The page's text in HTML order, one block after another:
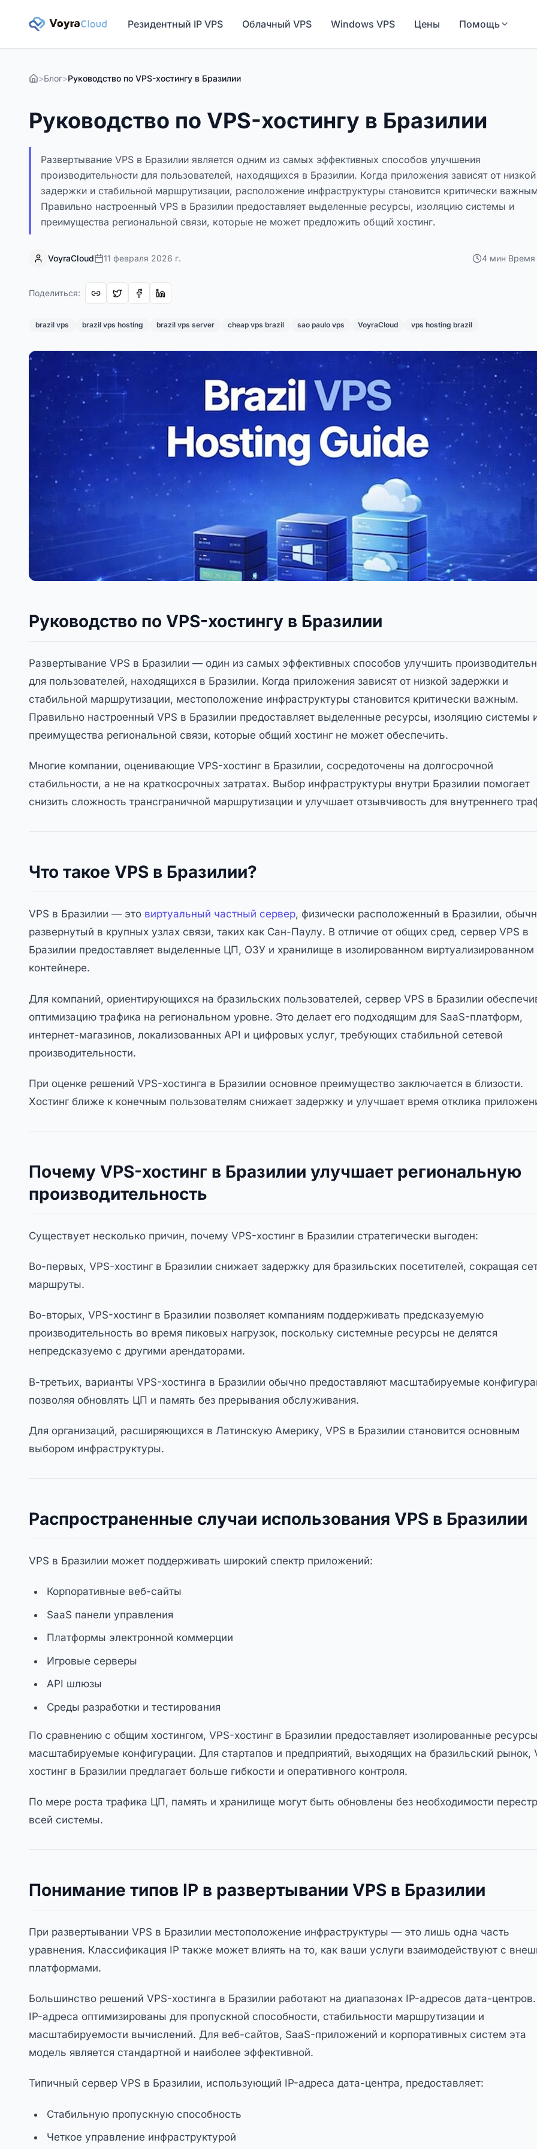
Резидентный IP VPS Облачный VPS Windows VPS Цены Помощь
>Блог>Руководство по VPS-хостингу в Бразилии
Руководство по VPS-хостингу в Бразилии
Развертывание VPS в Бразилии является одним из самых эффективных способов улучшения
производительности для пользователей, находящихся в Бразилии. Когда приложения зависят от низкой
задержки и стабильной маршрутизации, расположение инфраструктуры становится критически
Правильно настроенный VPS в Бразилии предоставляет выделенные ресурсы, изоляцию системы и
преимущества региональной связи, которые не может предложить общий хостинг.
VoyraCloud 11 февраля 2026 г. 4 мин Время
Поделиться:
brazil vps brazil vps hosting brazil vps server cheap vps brazil sao paulo vps VoyraCloud vps hosting brazil
Руководство по VPS-хостингу в Бразилии
Развертывание VPS в Бразилии — один из самых эффективных способов улучшить
для пользователей, находящихся в Бразилии. Когда приложения зависят от низкой задержки и
стабильной маршрутизации, местоположение инфраструктуры становится критически важным.
Правильно настроенный VPS в Бразилии предоставляет выделенные ресурсы, изоляцию системы
преимущества региональной связи, которые общий хостинг не может обеспечить.
Многие компании, оценивающие VPS-хостинг в Бразилии, сосредоточены на долгосрочной
стабильности, а не на краткосрочных затратах. Выбор инфраструктуры внутри Бразилии помогает
снизить сложность трансграничной маршрутизации и улучшает отзывчивость для внутреннего
Что такое VPS в Бразилии?
VPS в Бразилии — это виртуальный частный сервер, физически расположенный в Бразилии,
развернутый в крупных узлах связи, таких как Сан-Паулу. В отличие от общих сред, сервер VPS в
Бразилии предоставляет выделенные ЦП, ОЗУ и хранилище в изолированном виртуализированном
контейнере.
Для компаний, ориентирующихся на бразильских пользователей, сервер VPS в Бразилии
оптимизацию трафика на региональном уровне. Это делает его подходящим для SaaS-платформ,
интернет-магазинов, локализованных API и цифровых услуг, требующих стабильной сетевой
производительности.
При оценке решений VPS-хостинга в Бразилии основное преимущество заключается в близости.
Хостинг ближе к конечным пользователям снижает задержку и улучшает время отклика
Почему VPS-хостинг в Бразилии улучшает региональную
производительность
Существует несколько причин, почему VPS-хостинг в Бразилии стратегически выгоден:
Во-первых, VPS-хостинг в Бразилии снижает задержку для бразильских посетителей, сокращая
маршруты.
Во-вторых, VPS-хостинг в Бразилии позволяет компаниям поддерживать предсказуемую
производительность во время пиковых нагрузок, поскольку системные ресурсы не делятся
непредсказуемо с другими арендаторами.
В-третьих, варианты VPS-хостинга в Бразилии обычно предоставляют масштабируемые
позволяя обновлять ЦП и память без прерывания обслуживания.
Для организаций, расширяющихся в Латинскую Америку, VPS в Бразилии становится основным
выбором инфраструктуры.
Распространенные случаи использования VPS в Бразилии
VPS в Бразилии может поддерживать широкий спектр приложений:
Корпоративные веб-сайты
SaaS панели управления
Платформы электронной коммерции
Игровые серверы
API шлюзы
Среды разработки и тестирования
По сравнению с общим хостингом, VPS-хостинг в Бразилии предоставляет изолированные
масштабируемые конфигурации. Для стартапов и предприятий, выходящих на бразильский рынок,
хостинг в Бразилии предлагает больше гибкости и оперативного контроля.
По мере роста трафика ЦП, память и хранилище могут быть обновлены без необходимости
всей системы.
Понимание типов IP в развертывании VPS в Бразилии
При развертывании VPS в Бразилии местоположение инфраструктуры — это лишь одна часть
уравнения. Классификация IP также может влиять на то, как ваши услуги взаимодействуют с
платформами.
Большинство решений VPS-хостинга в Бразилии работают на диапазонах IP-адресов дата-
IP-адреса оптимизированы для пропускной способности, стабильности маршрутизации и
масштабируемости вычислений. Для веб-сайтов, SaaS-приложений и корпоративных систем эта
модель является стандартной и наиболее эффективной.
Типичный сервер VPS в Бразилии, использующий IP-адреса дата-центра, предоставляет:
Стабильную пропускную способность
Четкое управление инфраструктурой